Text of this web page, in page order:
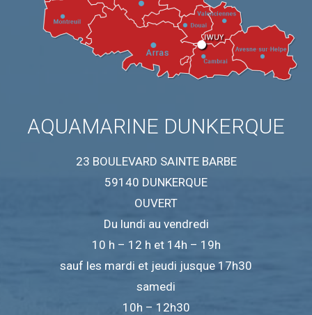
AQUAMARINE DUNKERQUE
23 BOULEVARD SAINTE BARBE
59140 DUNKERQUE
OUVERT
Du lundi au vendredi
10 h – 12 h et 14h – 19h
sauf les mardi et jeudi jusque 17h30
samedi
10h – 12h30